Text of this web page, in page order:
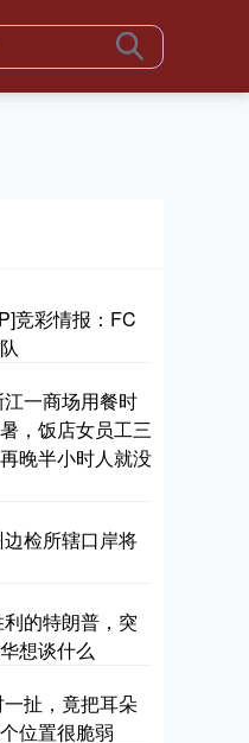
竞彩情报：FC
一商场用餐时
，饭店女员工三
晚半小时人就没
检所辖口岸将
的特朗普，突
想谈什么
扯，竟把耳朵
位置很脆弱